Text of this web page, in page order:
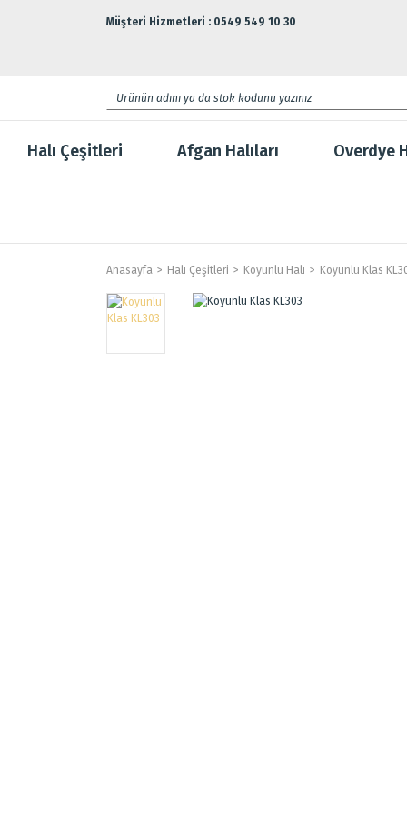
Müşteri Hizmetleri : 0549 549 10 30
Halı Çeşitleri Afgan Halıları Overdye
Anasayfa Halı Çeşitleri Koyunlu Halı Koyunlu Klas